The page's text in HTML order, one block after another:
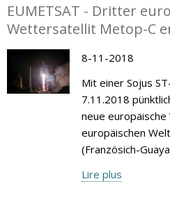
EUMETSAT - Dritter
Wettersatellit Metop-C
8-11-2018
Mit einer Sojus
7.11.2018
neue
europäischen
(Französich-
Lire plus